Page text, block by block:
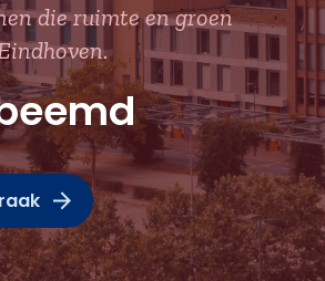
die ruimte en groen